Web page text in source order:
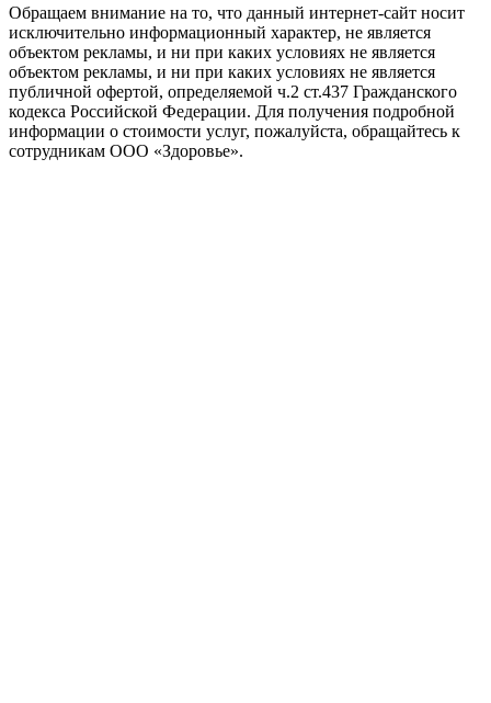
Обращаем внимание на то, что данный интернет-сайт носит
исключительно информационный характер, не является
объектом рекламы, и ни при каких условиях не является
объектом рекламы, и ни при каких условиях не является
публичной офертой, определяемой ч.2 ст.437 Гражданского
кодекса Российской Федерации. Для получения подробной
информации о стоимости услуг, пожалуйста, обращайтесь к
сотрудникам ООО «Здоровье».